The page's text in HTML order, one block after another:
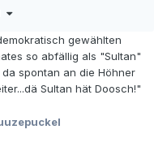
aufzupäppeln.
ist, sich zu
gewählten
so abfällig als "Sultan"
spontan an die Höhner
Sultan hät Doosch!"